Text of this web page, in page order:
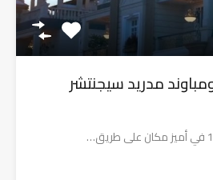
مدريد سيجنتشر